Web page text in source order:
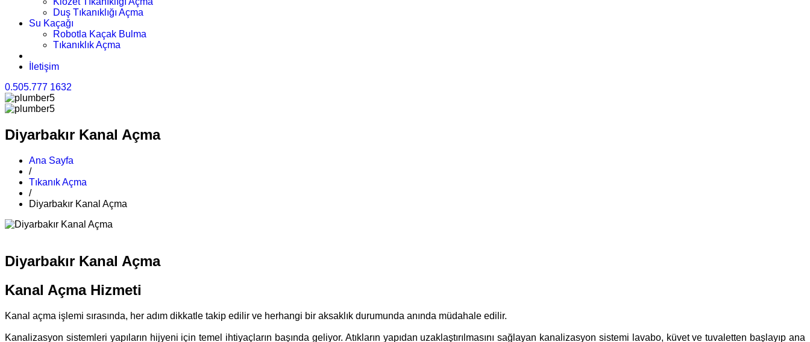
Duş Tıkanıklığı Açma
Su Kaçağı
Robotla Kaçak Bulma
Tıkanıklık Açma
İletişim
0.505.777 1632
Diyarbakır Kanal Açma
Ana Sayfa
/
Tıkanık Açma
/
Diyarbakır Kanal Açma
Diyarbakır Kanal Açma
Kanal Açma Hizmeti
Kanal açma işlemi sırasında, her adım dikkatle takip edilir ve herhangi bir aksaklık durumunda anında müdahale edilir.
Kanalizasyon sistemleri yapıların hijyeni için temel ihtiyaçların başında geliyor. Atıkların yapıdan uzaklaştırılmasını sağlayan kanalizasyon sistemi lavabo, küvet ve tuvaletten başlayıp ana